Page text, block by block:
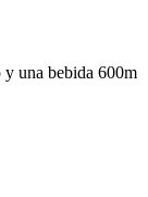
una bebida 600m